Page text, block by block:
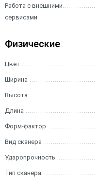
Работа с внешними
сервисами
Физические
Цвет
Ширина
Высота
Длина
Форм-фактор
Вид сканера
Ударопрочность
Тип сканера